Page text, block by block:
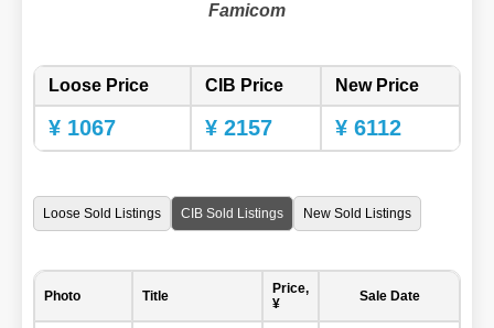
Famicom
Loose Price CIB Price New Price
¥ 1067 ¥ 2157 ¥ 6112
Loose Sold Listings CIB Sold Listings New Sold Listings
Photo Title
Price,
¥
Sale Date